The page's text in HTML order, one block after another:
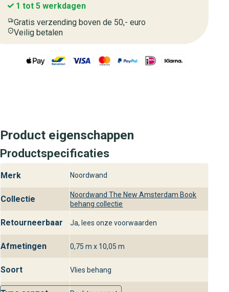
1 tot 5 werkdagen
Gratis verzending boven de 50,- euro
Veilig betalen
Product eigenschappen
Productspecificaties
Merk Noordwand
Collectie
Noordwand The New Amsterdam Book
behang collectie
Retourneerbaar Ja, lees onze voorwaarden
Afmetingen 0,75 m x 10,05 m
Soort Vlies behang